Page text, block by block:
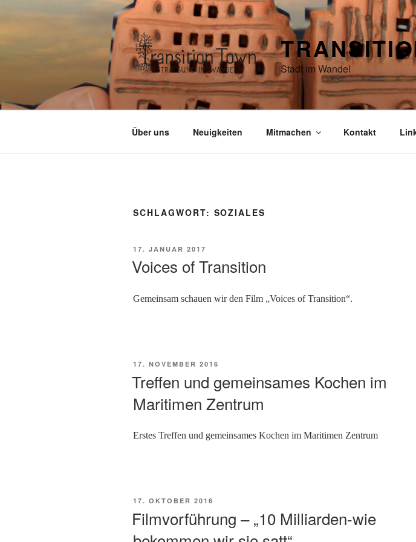
springen
Stadt im Wandel
Über uns Neuigkeiten Mitmachen Kontakt
SCHLAGWORT: SOZIALES
VERÖFFENTLICHT
17. JANUAR 2017
Voices of Transition
Gemeinsam schauen wir den Film „Voices of Transition“.
VERÖFFENTLICHT
17. NOVEMBER 2016
Treffen und gemeinsames Kochen im
Maritimen Zentrum
Erstes Treffen und gemeinsames Kochen im Maritimen Zentrum
VERÖFFENTLICHT
17. OKTOBER 2016
Filmvorführung – „10 Milliarden-wie